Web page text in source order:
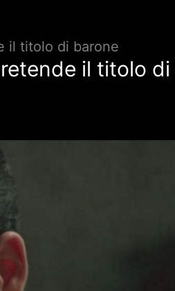
il titolo di barone
il titolo di